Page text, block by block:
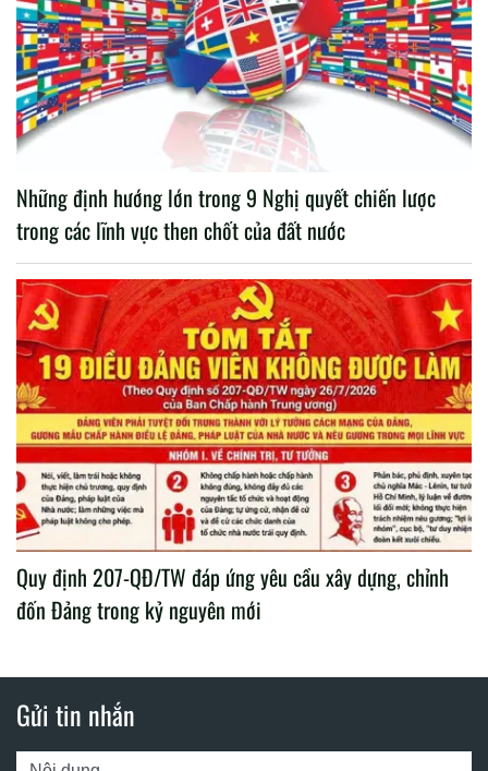
Những định hướng lớn trong 9 Nghị quyết chiến lược
trong các lĩnh vực then chốt của đất nước
Quy định 207-QĐ/TW đáp ứng yêu cầu xây dựng, chỉnh
đốn Đảng trong kỷ nguyên mới
Gửi tin nhắn